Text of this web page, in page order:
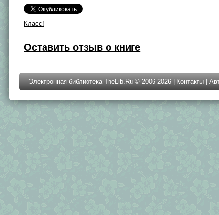
Класс!
Оставить отзыв о книге
Электронная библиотека TheLib.Ru © 2006-2026 | Контакты |